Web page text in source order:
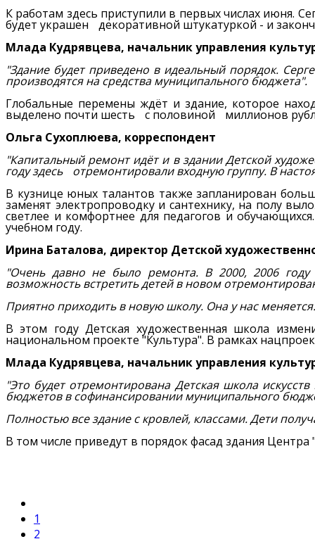
К работам здесь приступили в первых числах июня.
будет украшен декоративной штукатуркой - и
Млада Кудрявцева, начальник управления
"Здание будет приведено в идеальный порядок.
производятся на средства муниципального бюджета".
Глобальные перемены ждёт и здание, которое
выделено почти шесть с половиной миллионов
Ольга Сухоплюева, корреспондент
"Капитальный ремонт идёт и в здании Детской
году здесь отремонтировали входную группу. В
В кузнице юных талантов также запланирован
заменят электропроводку и сантехнику, на полу
светлее и комфортнее для педагогов и
учебном году.
Ирина Баталова, директор Детской
"Очень давно не было ремонта. В 2000, 2006
возможность встретить детей в новом
Приятно приходить в новую школу. Она у нас
В этом году Детская художественная школа
национальном проекте "Культура". В рамках
Млада Кудрявцева, начальник управления
"Это будет отремонтирована Детская школа
бюджетов в софинансировании муниципального
Полностью все здание с кровлей, классами. Дети
В том числе приведут в порядок фасад здания
1
2